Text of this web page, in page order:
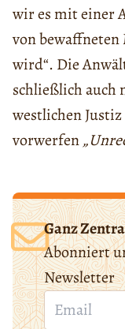
wir es mit einer
von
wird“. Die
schließlich auch
westlichen
vorwerfen
Ganz
Abonniert
Newsletter